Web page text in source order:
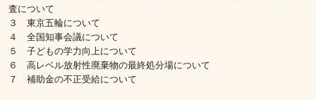
査について
３ 東京五輪について
４ 全国知事会議について
５ 子どもの学力向上について
６ 高レベル放射性廃棄物の最終処分場について
７ 補助金の不正受給について